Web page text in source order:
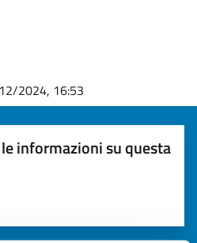
2024, 16:53
informazioni su questa
(da 1 a 5 stelle)
per valutare la chiarezza delle
su 5
su 5
5